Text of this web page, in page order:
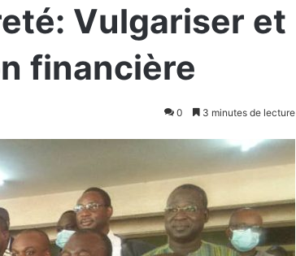
Vulgariser et
financière
0 3 minutes de lecture